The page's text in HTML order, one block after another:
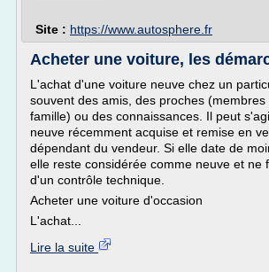
Site : https://www.autosphere.fr
Acheter une voiture, les
L'achat d'une voiture neuve chez un
souvent des amis, des proches
famille) ou des connaissances. Il peut
neuve récemment acquise et remise en
dépendant du vendeur. Si elle date de
elle reste considérée comme neuve et ne
d'un contrôle technique.
Acheter une voiture d'occasion
L'achat...
Lire la suite